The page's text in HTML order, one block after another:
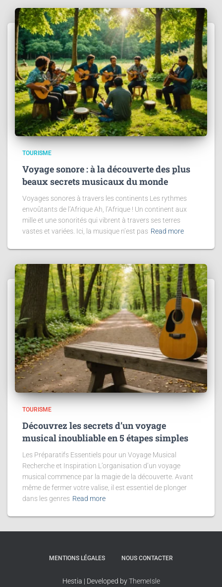
TOURISME
Voyage sonore : à la découverte des plus
beaux secrets musicaux du monde
Voyages sonores à travers les continents Les rythmes
envoûtants de l’Afrique Ah, l’Afrique ! Un continent aux
mille et une sonorités qui vibrent à travers ses terres
vastes et variées. Ici, la musique n’est pas Read more
TOURISME
Découvrez les secrets d’un voyage
musical inoubliable en 5 étapes simples
Les Préparatifs Essentiels pour un Voyage Musical
Recherche et Inspiration L’organisation d’un voyage
musical commence par la magie de la découverte. Avant
même de fermer votre valise, il est essentiel de plonger
dans les genres Read more
MENTIONS LÉGALES NOUS CONTACTER
Hestia | Developed byThemeIsle